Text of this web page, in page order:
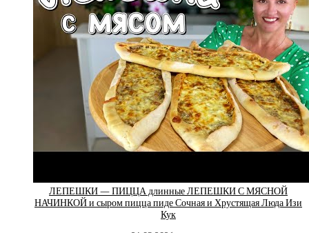
ЛЕПЕШКИ — ПИЦЦА длинные ЛЕПЕШКИ С МЯСНОЙ
НАЧИНКОЙ и сыром пицца пиде Сочная и Хрустящая Люда Изи
Кук